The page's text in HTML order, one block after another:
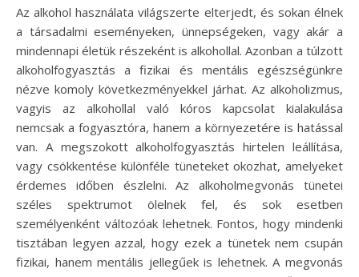
Az alkohol használata világszerte elterjedt, és sokan élnek
a társadalmi eseményeken, ünnepségeken, vagy akár a
mindennapi életük részeként is alkohollal. Azonban a túlzott
alkoholfogyasztás a fizikai és mentális egészségünkre
nézve komoly következményekkel járhat. Az alkoholizmus,
vagyis az alkohollal való kóros kapcsolat kialakulása
nemcsak a fogyasztóra, hanem a környezetére is hatással
van. A megszokott alkoholfogyasztás hirtelen leállítása,
vagy csökkentése különféle tüneteket okozhat, amelyeket
érdemes időben észlelni. Az alkoholmegvonás tünetei
széles spektrumot ölelnek fel, és sok esetben
személyenként változóak lehetnek. Fontos, hogy mindenki
tisztában legyen azzal, hogy ezek a tünetek nem csupán
fizikai, hanem mentális jellegűek is lehetnek. A megvonás